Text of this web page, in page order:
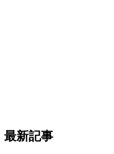
最新記事